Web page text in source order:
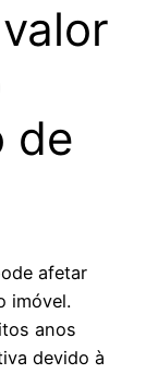
de
afetar
imóvel.
anos
devido à